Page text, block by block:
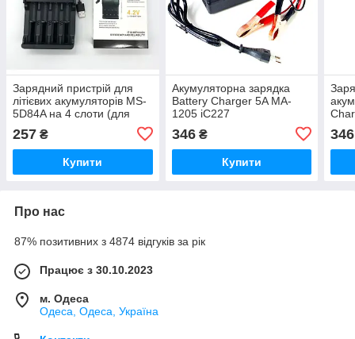
Зарядний пристрій для
літієвих акумуляторів MS-
5D84A на 4 слоти (для
акумуляторів 18650) iC227
257 ₴
Купити
Акумуляторна зарядка
Battery Charger 5A MA-
1205 iC227
346₴
Купити
346
Про нас
87% позитивних з 4874 відгуків за рік
Працює з 30.10.2023
м. Одеса
Одеса, Одеса, Україна